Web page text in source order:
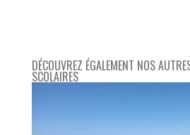
DÉCOUVREZ ÉGALEMENT NOS
SCOLAIRES